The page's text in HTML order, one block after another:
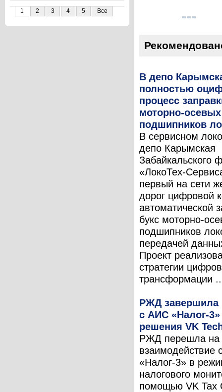
1 2 3 4 5 Все
В депо
полностью
процесс
моторно-осевых
подшипников
В сервисном
депо Карымская
Забайкальского
«ЛокоТех-
первый на сети
дорог цифровой
автоматической
букс моторно-
подшипников
передачей
Проект
стратегии
трансформации
РЖД завершила
с АИС «Налог-
решения VK
РЖД перешла на
взаимодействие
«Налог-3» в
налогового
помощью VK Tax